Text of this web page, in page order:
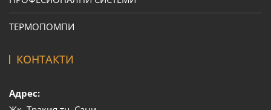
ТЕРМОПОМПИ
КОНТАКТИ
Адрес: